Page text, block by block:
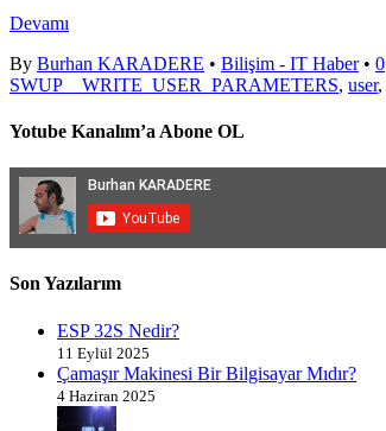
Devamı
By Burhan KARADERE • Bilişim - IT Haber• 0
SWUP__WRITE_USER_PARAMETERS, user,
Yotube Kanalım’a Abone OL
Son Yazılarım
ESP 32S Nedir?
11 Eylül 2025
Çamaşır Makinesi Bir Bilgisayar Mıdır?
4 Haziran 2025